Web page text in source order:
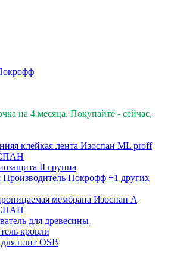
на 4 месяца. Покупайте - сейчас,
клейкая лента Изоспан ML proff
II группа
Производитель Покрофф +1 других
мембрана Изоспан A
для древесины
кровли
плит OSB